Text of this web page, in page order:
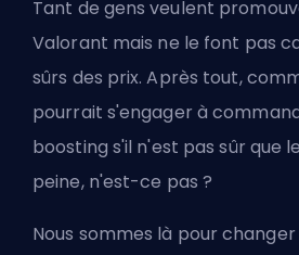
Tant de gens veulent
Valorant mais ne le font pas
sûrs des prix. Après tout,
pourrait s'engager à
boosting s'il n'est pas sûr que
peine, n'est-ce pas ?
Nous sommes là pour